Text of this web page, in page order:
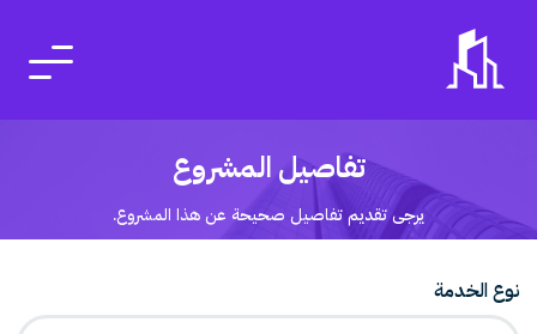
تفاصيل المشروع
يرجى تقديم تفاصيل صحيحة عن هذا المشروع.
نوع الخدمة